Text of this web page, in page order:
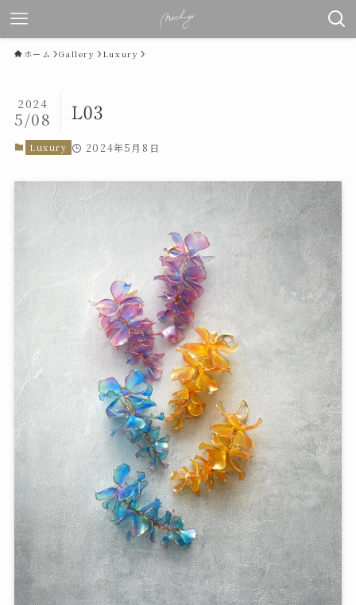
ホーム Gallery Luxury
L03
2024
5/08
Luxury 2024年5月8日